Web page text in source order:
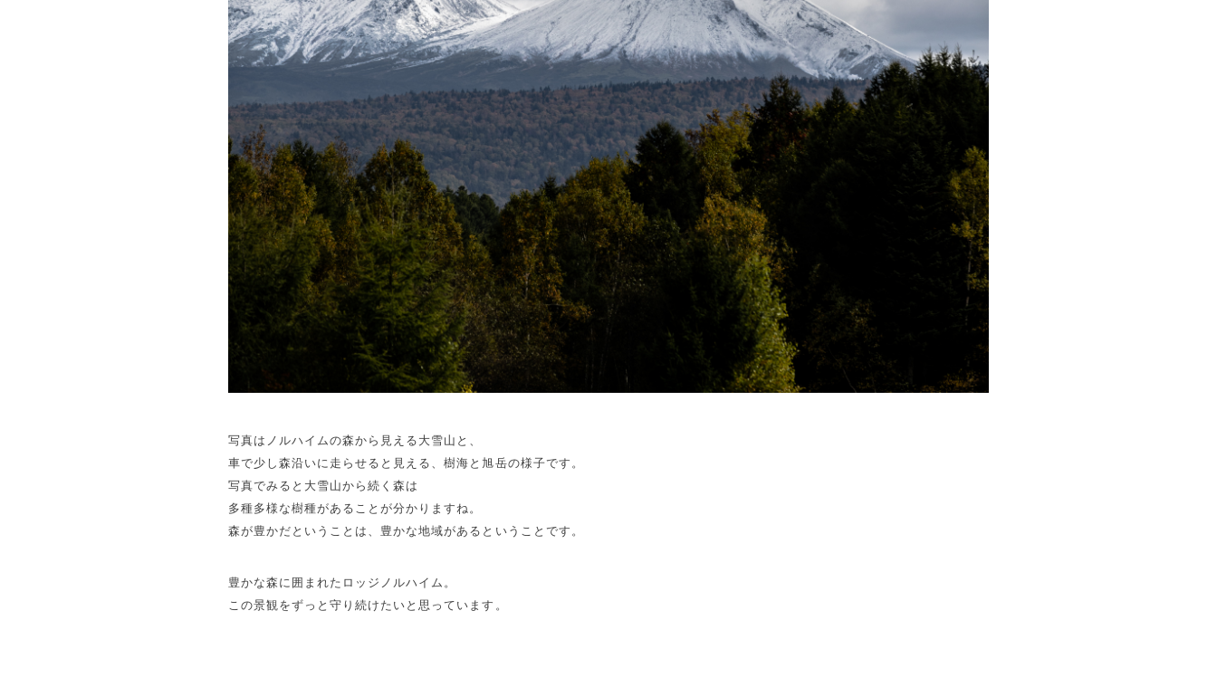
写真はノルハイムの森から見える大雪山と、
車で少し森沿いに走らせると見える、樹海と旭岳の様子です。
写真でみると大雪山から続く森は
多種多様な樹種があることが分かりますね。
森が豊かだということは、豊かな地域があるということです。
豊かな森に囲まれたロッジノルハイム。
この景観をずっと守り続けたいと思っています。